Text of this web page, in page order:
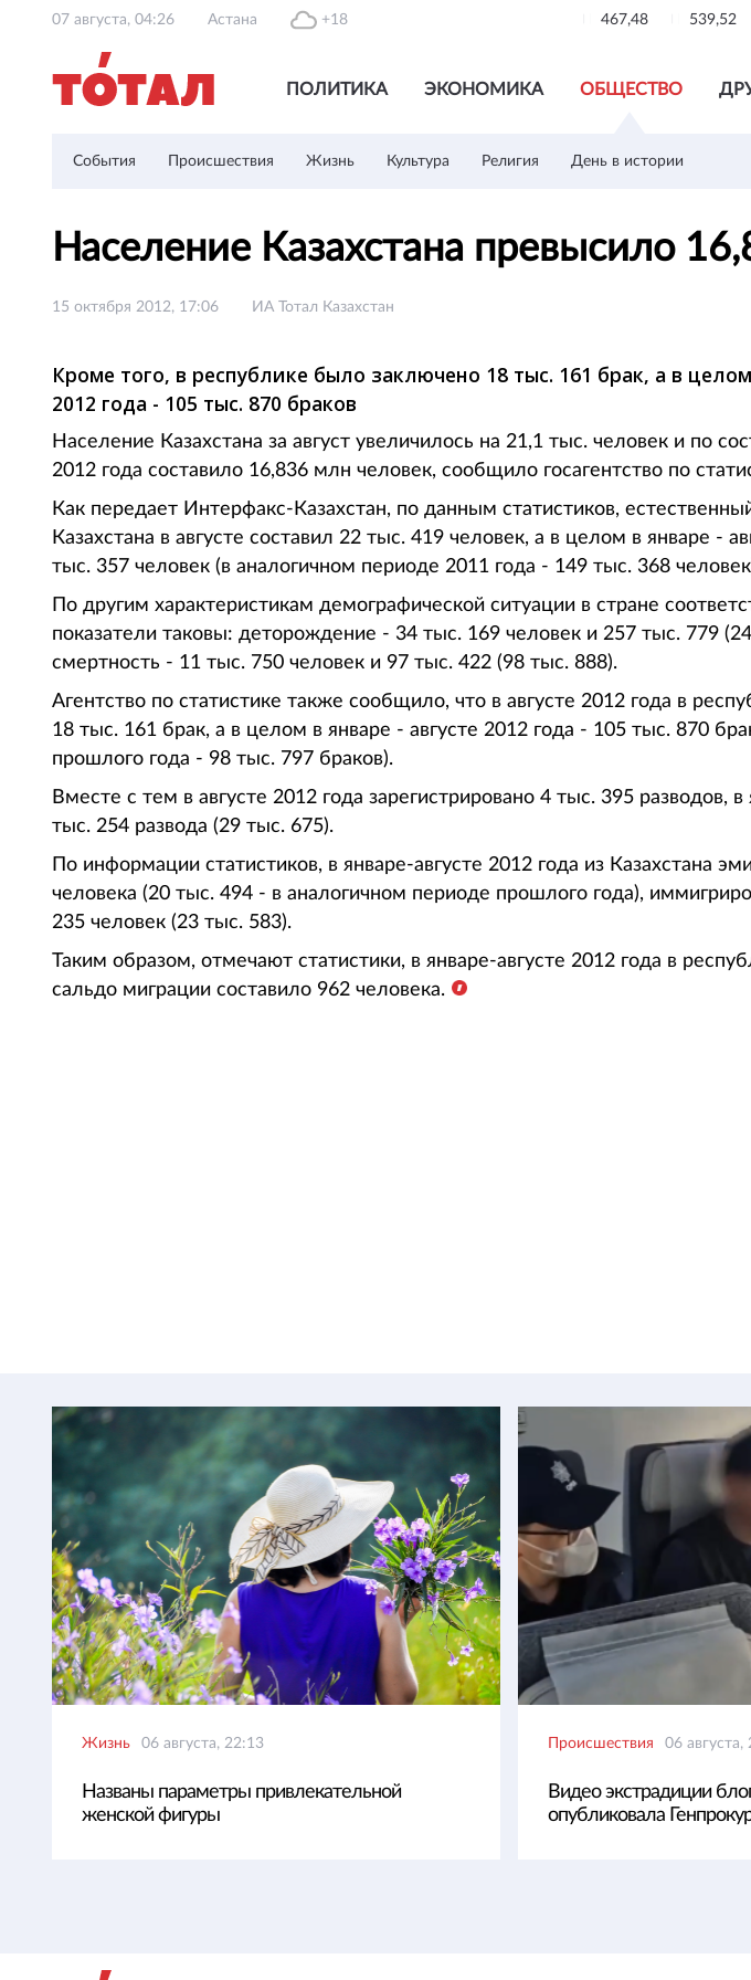
07 августа, 04:26 Астана +18 467,48 539,52
ПОЛИТИКА ЭКОНОМИКА ОБЩЕСТВО
События Происшествия Жизнь Культура Религия День в истории
Население Казахстана превысило
15 октября 2012, 17:06 ИА Тотал Казахстан
Кроме того, в республике было заключено 18 тыс. 161 брак, а в целом
2012 года - 105 тыс. 870 браков
Население Казахстана за август увеличилось на 21,1 тыс. человек и по
2012 года составило 16,836 млн человек, сообщило госагентство по
Как передает Интерфакс-Казахстан, по данным статистиков,
Казахстана в августе составил 22 тыс. 419 человек, а в целом в январе -
тыс. 357 человек (в аналогичном периоде 2011 года - 149 тыс. 368
По другим характеристикам демографической ситуации в стране
показатели таковы: деторождение - 34 тыс. 169 человек и 257 тыс. 779
смертность - 11 тыс. 750 человек и 97 тыс. 422 (98 тыс. 888).
Агентство по статистике также сообщило, что в августе 2012 года в
18 тыс. 161 брак, а в целом в январе - августе 2012 года - 105 тыс. 870
прошлого года - 98 тыс. 797 браков).
Вместе с тем в августе 2012 года зарегистрировано 4 тыс. 395 разводов, в
тыс. 254 развода (29 тыс. 675).
По информации статистиков, в январе-августе 2012 года из Казахстана
человека (20 тыс. 494 - в аналогичном периоде прошлого года),
235 человек (23 тыс. 583).
Таким образом, отмечают статистики, в январе-августе 2012 года в
сальдо миграции составило 962 человека.
Жизнь 06 августа, 22:13
Названы параметры привлекательной
женской фигуры
Происшествия 06 августа,
Видео экстрадиции
опубликовала